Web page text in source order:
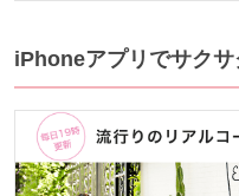
iPhoneアプリでサク